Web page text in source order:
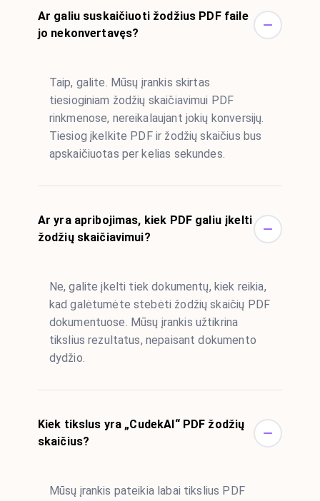
Ar galiu suskaičiuoti žodžius PDF faile
jo nekonvertavęs?
Taip, galite. Mūsų įrankis skirtas
tiesioginiam žodžių skaičiavimui PDF
rinkmenose, nereikalaujant jokių konversijų.
Tiesiog įkelkite PDF ir žodžių skaičius bus
apskaičiuotas per kelias sekundes.
Ar yra apribojimas, kiek PDF galiu įkelti
žodžių skaičiavimui?
Ne, galite įkelti tiek dokumentų, kiek reikia,
kad galėtumėte stebėti žodžių skaičių PDF
dokumentuose. Mūsų įrankis užtikrina
tikslius rezultatus, nepaisant dokumento
dydžio.
Kiek tikslus yra „CudekAI“ PDF žodžių
skaičius?
Mūsų įrankis pateikia labai tikslius PDF